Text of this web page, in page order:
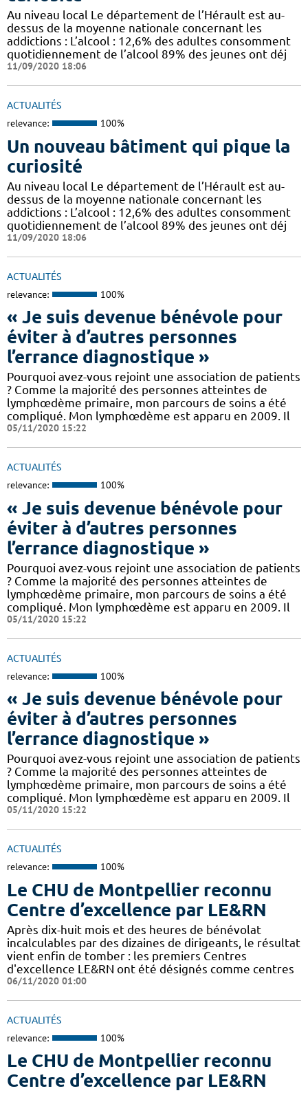
Au niveau local Le département de l’Hérault est au-
dessus de la moyenne nationale concernant les
addictions : L’alcool : 12,6% des adultes consomment
quotidiennement de l’alcool 89% des jeunes ont déj
11/09/2020 18:06
ACTUALITÉS
relevance: 100%
Un nouveau bâtiment qui pique la
curiosité
Au niveau local Le département de l’Hérault est au-
dessus de la moyenne nationale concernant les
addictions : L’alcool : 12,6% des adultes consomment
quotidiennement de l’alcool 89% des jeunes ont déj
11/09/2020 18:06
ACTUALITÉS
relevance: 100%
« Je suis devenue bénévole pour
éviter à d’autres personnes
l’errance diagnostique »
Pourquoi avez-vous rejoint une association de patients
? Comme la majorité des personnes atteintes de
lymphœdème primaire, mon parcours de soins a été
compliqué. Mon lymphœdème est apparu en 2009. Il
05/11/2020 15:22
ACTUALITÉS
relevance: 100%
« Je suis devenue bénévole pour
éviter à d’autres personnes
l’errance diagnostique »
Pourquoi avez-vous rejoint une association de patients
? Comme la majorité des personnes atteintes de
lymphœdème primaire, mon parcours de soins a été
compliqué. Mon lymphœdème est apparu en 2009. Il
05/11/2020 15:22
ACTUALITÉS
relevance: 100%
« Je suis devenue bénévole pour
éviter à d’autres personnes
l’errance diagnostique »
Pourquoi avez-vous rejoint une association de patients
? Comme la majorité des personnes atteintes de
lymphœdème primaire, mon parcours de soins a été
compliqué. Mon lymphœdème est apparu en 2009. Il
05/11/2020 15:22
ACTUALITÉS
relevance: 100%
Le CHU de Montpellier reconnu
Centre d’excellence par LE&RN
Après dix-huit mois et des heures de bénévolat
incalculables par des dizaines de dirigeants, le résultat
vient enfin de tomber : les premiers Centres
d'excellence LE&RN ont été désignés comme centres
06/11/2020 01:00
ACTUALITÉS
relevance: 100%
Le CHU de Montpellier reconnu
Centre d’excellence par LE&RN